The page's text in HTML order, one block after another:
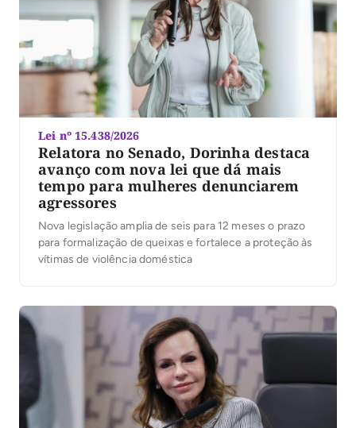
Lei nº 15.438/2026
Relatora no Senado, Dorinha destaca
avanço com nova lei que dá mais
tempo para mulheres denunciarem
agressores
Nova legislação amplia de seis para 12 meses o prazo
para formalização de queixas e fortalece a proteção às
vítimas de violência doméstica